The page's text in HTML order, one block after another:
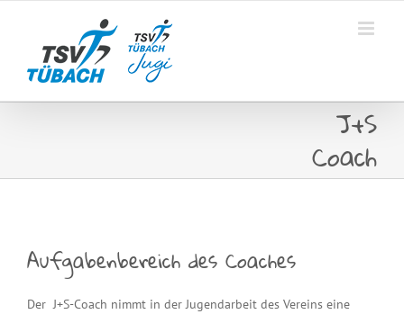
J+S
Coach
Aufgabenbereich des Coaches
Der J+S-Coach nimmt in der Jugendarbeit des Vereins eine